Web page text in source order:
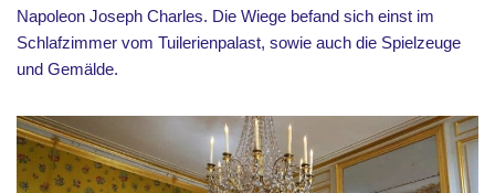
Napoleon Joseph Charles. Die Wiege befand sich einst im
Schlafzimmer vom Tuilerienpalast, sowie auch die Spielzeuge
und Gemälde.